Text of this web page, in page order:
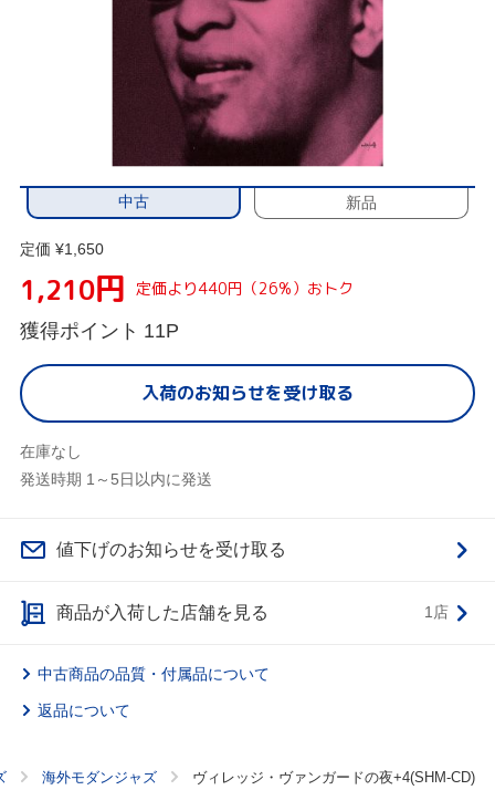
中古 新品
定価 ¥1,650
1,210円 定価より440円（26%）おトク
獲得ポイント 11P
入荷のお知らせを受け取る
在庫なし
発送時期 1～5日以内に発送
値下げのお知らせを受け取る
商品が入荷した店舗を見る 1店
中古商品の品質・付属品について
返品について
海外モダンジャズ ヴィレッジ・ヴァンガードの夜+4(SHM-CD)